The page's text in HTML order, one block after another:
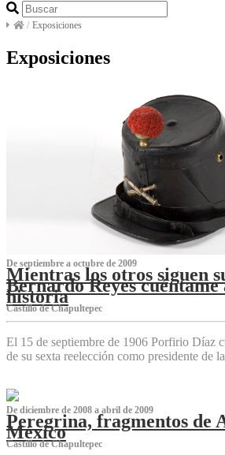
/ Exposiciones
Exposiciones
De septiembre a octubre de 2009
Mientras los otros siguen
Bernardo Reyes
historia
Castillo de Chapultepec
El 15 de septiembre de 1906 Porfirio Díaz
de su sexta reelección como presidente de
De diciembre de 2008 a abril de 2009
Peregrina, fragmentos de
México
Castillo de Chapultepec